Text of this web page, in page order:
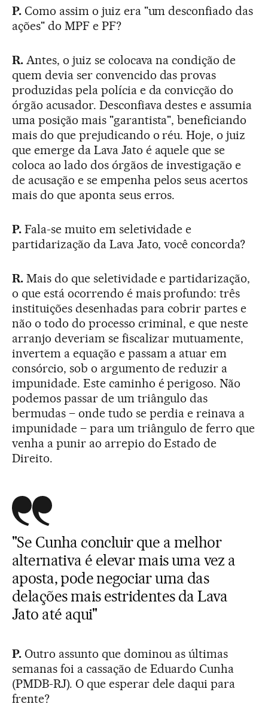
P.Como assim o juiz era "um desconfiado das
ações" do MPF e PF?
R.Antes, o juiz se colocava na condição de
quem devia ser convencido das provas
produzidas pela polícia e da convicção do
órgão acusador. Desconfiava destes e assumia
uma posição mais "garantista", beneficiando
mais do que prejudicando o réu. Hoje, o juiz
que emerge da Lava Jato é aquele que se
coloca ao lado dos órgãos de investigação e
de acusação e se empenha pelos seus acertos
mais do que aponta seus erros.
P.Fala-se muito em seletividade e
partidarização da Lava Jato, você concorda?
R.Mais do que seletividade e partidarização,
o que está ocorrendo é mais profundo: três
instituições desenhadas para cobrir partes e
não o todo do processo criminal, e que neste
arranjo deveriam se fiscalizar mutuamente,
invertem a equação e passam a atuar em
consórcio, sob o argumento de reduzir a
impunidade. Este caminho é perigoso. Não
podemos passar de um triângulo das
bermudas – onde tudo se perdia e reinava a
impunidade – para um triângulo de ferro que
venha a punir ao arrepio do Estado de
Direito.
"Se Cunha concluir que a melhor
alternativa é elevar mais uma vez a
aposta, pode negociar uma das
delações mais estridentes da Lava
Jato até aqui"
P.Outro assunto que dominou as últimas
semanas foi a cassação de Eduardo Cunha
(PMDB-RJ). O que esperar dele daqui para
frente?